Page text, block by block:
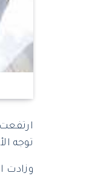
توجه